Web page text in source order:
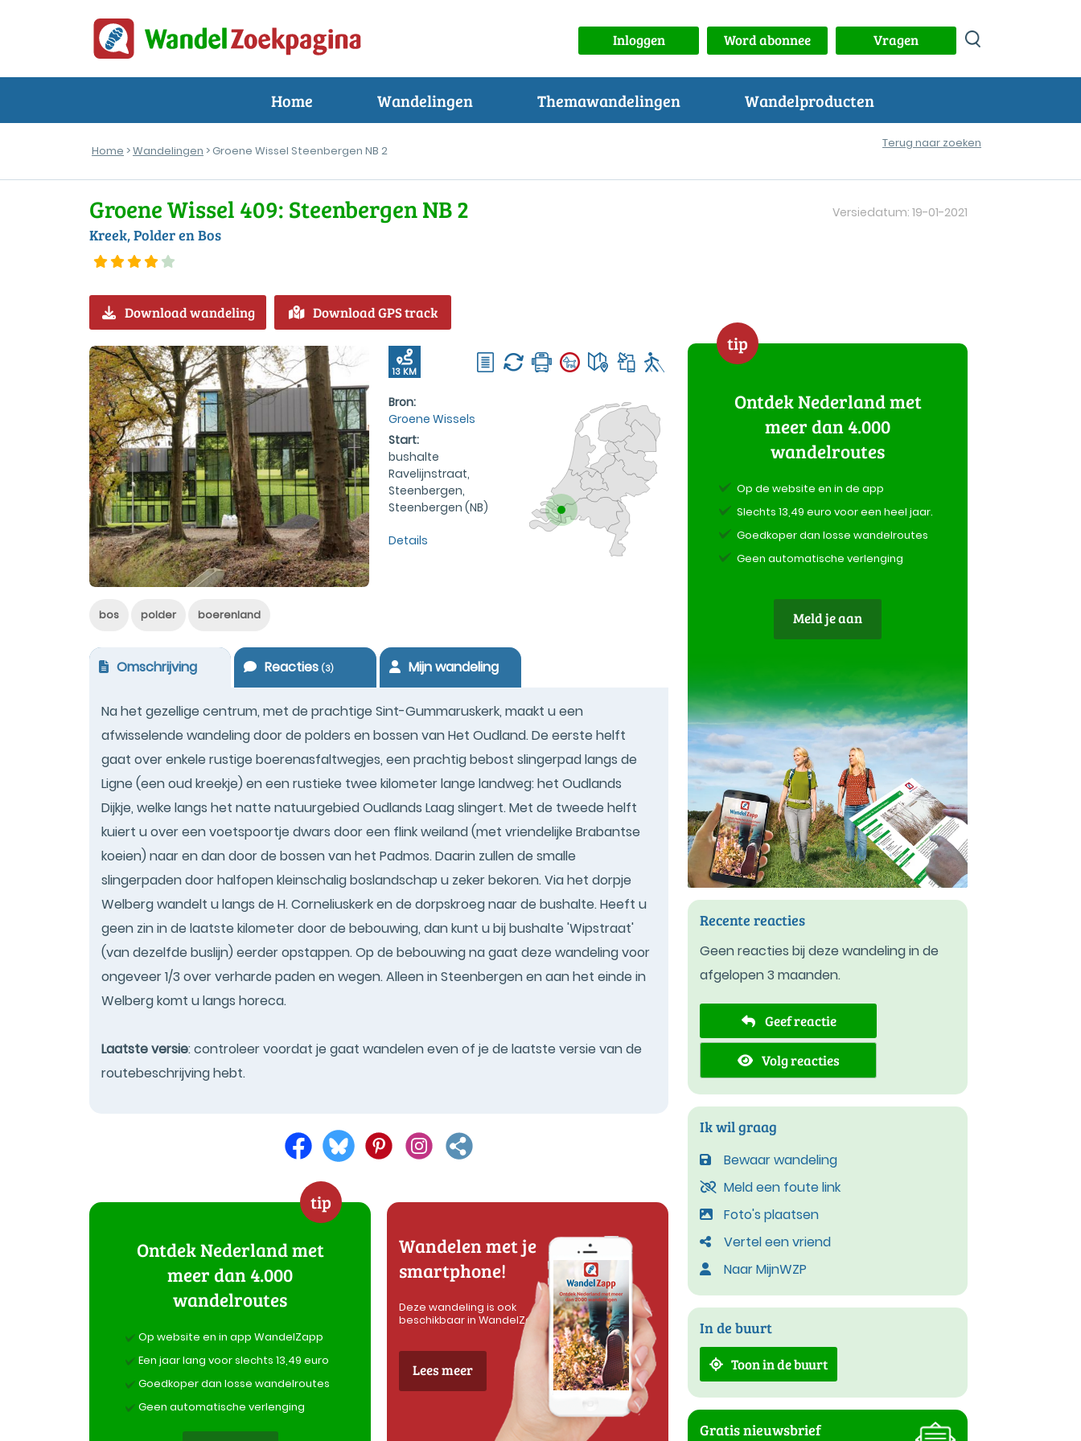
Inloggen Word abonnee Vragen
Home Wandelingen Themawandelingen Wandelproducten
Home >Wandelingen > Groene Wissel Steenbergen NB 2
Terug naar zoeken
Groene Wissel 409: Steenbergen NB 2
Kreek, Polder en Bos
Versiedatum: 19-01-2021
Download wandeling Download GPS track
13 KM
Bron:
Groene Wissels
Start:
bushalte
Ravelijnstraat,
Steenbergen,
Steenbergen (NB)
Details
bos polder boerenland
Omschrijving Reacties(3) Mijn wandeling
Na het gezellige centrum, met de prachtige Sint-Gummaruskerk, maakt u een
afwisselende wandeling door de polders en bossen van Het Oudland. De eerste helft
gaat over enkele rustige boerenasfaltwegjes, een prachtig bebost slingerpad langs de
Ligne (een oud kreekje) en een rustieke twee kilometer lange landweg: het Oudlands
Dijkje, welke langs het natte natuurgebied Oudlands Laag slingert. Met de tweede helft
kuiert u over een voetspoortje dwars door een flink weiland (met vriendelijke Brabantse
koeien) naar en dan door de bossen van het Padmos. Daarin zullen de smalle
slingerpaden door halfopen kleinschalig boslandschap u zeker bekoren. Via het dorpje
Welberg wandelt u langs de H. Corneliuskerk en de dorpskroeg naar de bushalte. Heeft u
geen zin in de laatste kilometer door de bebouwing, dan kunt u bij bushalte 'Wipstraat'
(van dezelfde buslijn) eerder opstappen. Op de bebouwing na gaat deze wandeling voor
ongeveer 1/3 over verharde paden en wegen. Alleen in Steenbergen en aan het einde in
Welberg komt u langs horeca.
Laatste versie: controleer voordat je gaat wandelen even of je de laatste versie van de
routebeschrijving hebt.
tip
Ontdek Nederland met
meer dan 4.000
wandelroutes
Op website en in app WandelZapp
Een jaar lang voor slechts 13,49 euro
Goedkoper dan losse wandelroutes
Geen automatische verlenging
Wandelen met je
smartphone!
Deze wandeling is ook
beschikbaar in WandelZapp
Lees meer
tip
Ontdek Nederland met
meer dan 4.000
wandelroutes
Op de website en in de app
Slechts 13,49 euro voor een heel jaar.
Goedkoper dan losse wandelroutes
Geen automatische verlenging
Meld je aan
Recente reacties
Geen reacties bij deze wandeling in de
afgelopen 3 maanden.
Geef reactie
Volg reacties
Ik wil graag
Bewaar wandeling
Meld een foute link
Foto's plaatsen
Vertel een vriend
Naar MijnWZP
In de buurt
Toon in de buurt
Gratis nieuwsbrief